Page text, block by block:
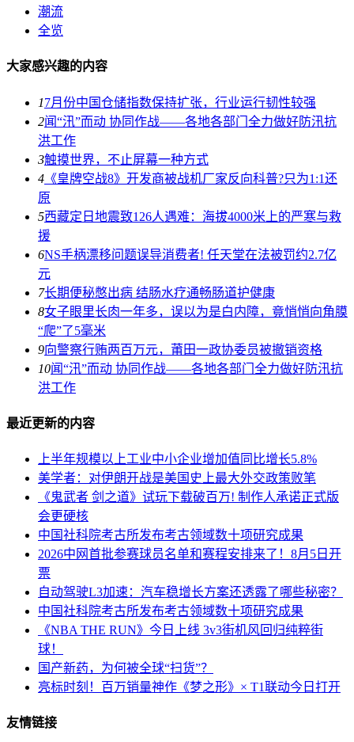
潮流
全览
大家感兴趣的内容
17月份中国仓储指数保持扩张，行业运行韧性较强
2闻“汛”而动 协同作战——各地各部门全力做好防汛抗
洪工作
3触摸世界，不止屏幕一种方式
4 《皇牌空战8》开发商被战机厂家反向科普?只为1:1还
原
5西藏定日地震致126人遇难：海拔4000米上的严寒与救
援
6NS手柄漂移问题误导消费者! 任天堂在法被罚约2.7亿
元
7长期便秘憋出病 结肠水疗通畅肠道护健康
8女子眼里长肉一年多，误以为是白内障，竟悄悄向角膜
“爬”了5毫米
9向警察行贿两百万元，莆田一政协委员被撤销资格
10闻“汛”而动 协同作战——各地各部门全力做好防汛抗
洪工作
最近更新的内容
上半年规模以上工业中小企业增加值同比增长5.8%
美学者：对伊朗开战是美国史上最大外交政策败笔
《鬼武者 剑之道》试玩下载破百万! 制作人承诺正式版
会更硬核
中国社科院考古所发布考古领域数十项研究成果
2026中网首批参赛球员名单和赛程安排来了！8月5日开
票
自动驾驶L3加速：汽车稳增长方案还透露了哪些秘密？
中国社科院考古所发布考古领域数十项研究成果
《NBA THE RUN》今日上线 3v3街机风回归纯粹街
球！
国产新药，为何被全球“扫货”？
亮标时刻！百万销量神作《梦之形》× T1联动今日打开
友情链接